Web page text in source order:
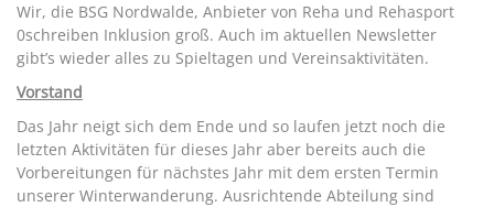
Wir, die BSG Nordwalde, Anbieter von Reha und Rehasport
0schreiben Inklusion groß. Auch im aktuellen Newsletter
gibt’s wieder alles zu Spieltagen und Vereinsaktivitäten.
Vorstand
Das Jahr neigt sich dem Ende und so laufen jetzt noch die
letzten Aktivitäten für dieses Jahr aber bereits auch die
Vorbereitungen für nächstes Jahr mit dem ersten Termin
unserer Winterwanderung. Ausrichtende Abteilung sind